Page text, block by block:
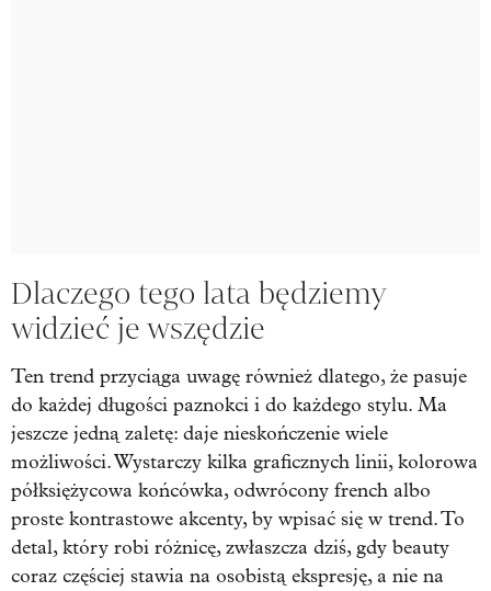
Dlaczego tego lata będziemy
widzieć je wszędzie
Ten trend przyciąga uwagę również dlatego, że pasuje
do każdej długości paznokci i do każdego stylu. Ma
jeszcze jedną zaletę: daje nieskończenie wiele
możliwości. Wystarczy kilka graficznych linii, kolorowa
półksiężycowa końcówka, odwrócony french albo
proste kontrastowe akcenty, by wpisać się w trend. To
detal, który robi różnicę, zwłaszcza dziś, gdy beauty
coraz częściej stawia na osobistą ekspresję, a nie na